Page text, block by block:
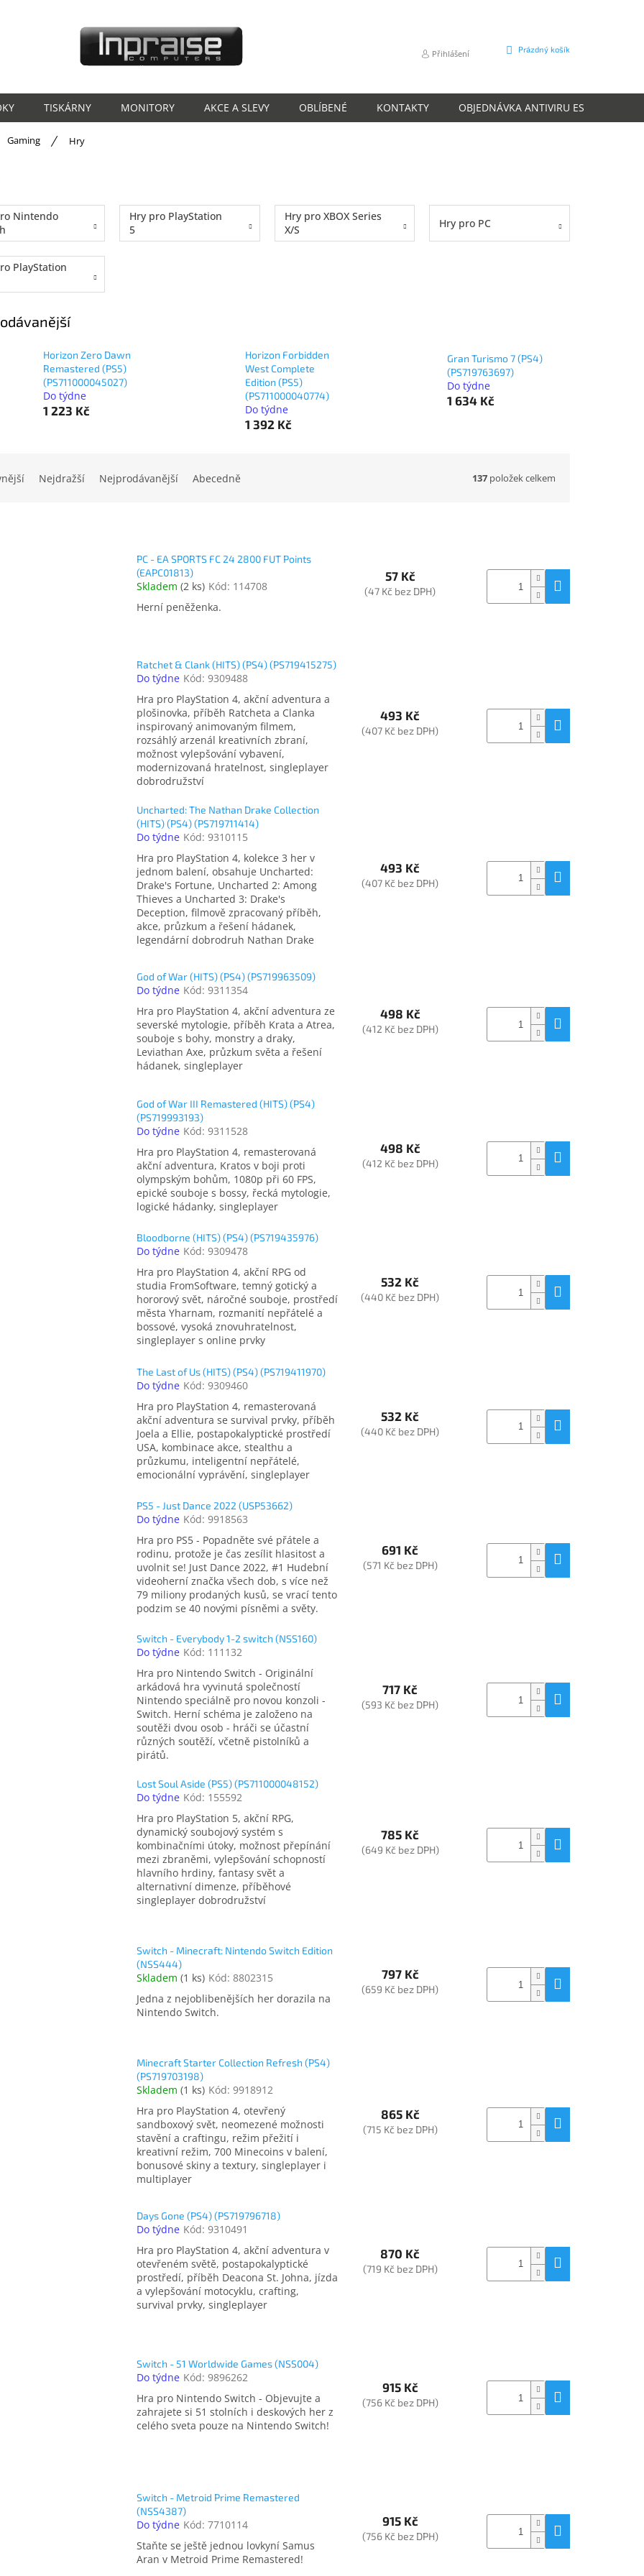
Přihlášení
NÁKUPNÍ
Prázdný košík
TISKÁRNY MONITORY AKCE A SLEVY OBLÍBENÉ KONTAKTY OBJEDNÁVKA ANTIVIRU ESET
Gaming Hry
Nintendo
Hry pro PlayStation
5
Hry pro XBOX Series
X/S
Hry pro PC
PlayStation
Horizon Zero Dawn
Remastered (PS5)
(PS711000045027)
Do týdne
1 223 Kč
Horizon Forbidden
West Complete
Edition (PS5)
(PS711000040774)
Do týdne
1 392 Kč
Gran Turismo 7 (PS4)
(PS719763697)
Do týdne
1 634 Kč
Nejdražší Nejprodávanější Abecedně 137 položek celkem
PC - EA SPORTS FC 24 2800 FUT Points
(EAPC01813)
Skladem (2 ks) Kód: 114708
Herní peněženka.
57 Kč
(47 Kč bez DPH)
Ratchet & Clank (HITS) (PS4) (PS719415275)
Do týdne Kód: 9309488
Hra pro PlayStation 4, akční adventura a
plošinovka, příběh Ratcheta a Clanka
inspirovaný animovaným filmem,
rozsáhlý arzenál kreativních zbraní,
možnost vylepšování vybavení,
modernizovaná hratelnost, singleplayer
dobrodružství
493 Kč
(407 Kč bez DPH)
Uncharted: The Nathan Drake Collection
(HITS) (PS4) (PS719711414)
Do týdne Kód: 9310115
Hra pro PlayStation 4, kolekce 3 her v
jednom balení, obsahuje Uncharted:
Drake's Fortune, Uncharted 2: Among
Thieves a Uncharted 3: Drake's
Deception, filmově zpracovaný příběh,
akce, průzkum a řešení hádanek,
legendární dobrodruh Nathan Drake
493 Kč
(407 Kč bez DPH)
God of War (HITS) (PS4) (PS719963509)
Do týdne Kód: 9311354
Hra pro PlayStation 4, akční adventura ze
severské mytologie, příběh Krata a Atrea,
souboje s bohy, monstry a draky,
Leviathan Axe, průzkum světa a řešení
hádanek, singleplayer
498 Kč
(412 Kč bez DPH)
God of War III Remastered (HITS) (PS4)
(PS719993193)
Do týdne Kód: 9311528
Hra pro PlayStation 4, remasterovaná
akční adventura, Kratos v boji proti
olympským bohům, 1080p při 60 FPS,
epické souboje s bossy, řecká mytologie,
logické hádanky, singleplayer
498 Kč
(412 Kč bez DPH)
Bloodborne (HITS) (PS4) (PS719435976)
Do týdne Kód: 9309478
Hra pro PlayStation 4, akční RPG od
studia FromSoftware, temný gotický a
hororový svět, náročné souboje, prostředí
města Yharnam, rozmanití nepřátelé a
bossové, vysoká znovuhratelnost,
singleplayer s online prvky
532 Kč
(440 Kč bez DPH)
The Last of Us (HITS) (PS4) (PS719411970)
Do týdne Kód: 9309460
Hra pro PlayStation 4, remasterovaná
akční adventura se survival prvky, příběh
Joela a Ellie, postapokalyptické prostředí
USA, kombinace akce, stealthu a
průzkumu, inteligentní nepřátelé,
emocionální vyprávění, singleplayer
532 Kč
(440 Kč bez DPH)
PS5 - Just Dance 2022 (USP53662)
Do týdne Kód: 9918563
Hra pro PS5 - Popadněte své přátele a
rodinu, protože je čas zesílit hlasitost a
uvolnit se! Just Dance 2022, #1 Hudební
videoherní značka všech dob, s více než
79 miliony prodaných kusů, se vrací tento
podzim se 40 novými písněmi a světy.
691 Kč
(571 Kč bez DPH)
Switch - Everybody 1-2 switch (NSS160)
Do týdne Kód: 111132
Hra pro Nintendo Switch - Originální
arkádová hra vyvinutá společností
Nintendo speciálně pro novou konzoli -
Switch. Herní schéma je založeno na
soutěži dvou osob - hráči se účastní
různých soutěží, včetně pistolníků a
pirátů.
717 Kč
(593 Kč bez DPH)
Lost Soul Aside (PS5) (PS711000048152)
Do týdne Kód: 155592
Hra pro PlayStation 5, akční RPG,
dynamický soubojový systém s
kombinačními útoky, možnost přepínání
mezi zbraněmi, vylepšování schopností
hlavního hrdiny, fantasy svět a
alternativní dimenze, příběhové
singleplayer dobrodružství
785 Kč
(649 Kč bez DPH)
Switch - Minecraft: Nintendo Switch Edition
(NSS444)
Skladem (1 ks) Kód: 8802315
Jedna z nejoblibenějších her dorazila na
Nintendo Switch.
797 Kč
(659 Kč bez DPH)
Minecraft Starter Collection Refresh (PS4)
(PS719703198)
Skladem (1 ks) Kód: 9918912
Hra pro PlayStation 4, otevřený
sandboxový svět, neomezené možnosti
stavění a craftingu, režim přežití i
kreativní režim, 700 Minecoins v balení,
bonusové skiny a textury, singleplayer i
multiplayer
865 Kč
(715 Kč bez DPH)
Days Gone (PS4) (PS719796718)
Do týdne Kód: 9310491
Hra pro PlayStation 4, akční adventura v
otevřeném světě, postapokalyptické
prostředí, příběh Deacona St. Johna, jízda
a vylepšování motocyklu, crafting,
survival prvky, singleplayer
870 Kč
(719 Kč bez DPH)
Switch - 51 Worldwide Games (NSS004)
Do týdne Kód: 9896262
Hra pro Nintendo Switch - Objevujte a
zahrajete si 51 stolních i deskových her z
celého sveta pouze na Nintendo Switch!
915 Kč
(756 Kč bez DPH)
Switch - Metroid Prime Remastered
(NSS4387)
Do týdne Kód: 7710114
Staňte se ještě jednou lovkyní Samus
Aran v Metroid Prime Remastered!
915 Kč
(756 Kč bez DPH)